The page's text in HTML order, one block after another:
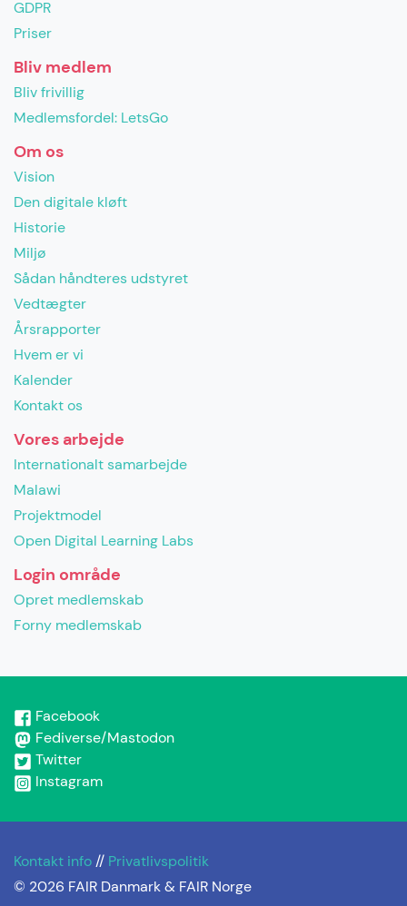
GDPR
Priser
Bliv medlem
Bliv frivillig
Medlemsfordel: LetsGo
Om os
Vision
Den digitale kløft
Historie
Miljø
Sådan håndteres udstyret
Vedtægter
Årsrapporter
Hvem er vi
Kalender
Kontakt os
Vores arbejde
Internationalt samarbejde
Malawi
Projektmodel
Open Digital Learning Labs
Login område
Opret medlemskab
Forny medlemskab
Facebook
Fediverse/Mastodon
Twitter
Instagram
Kontakt info// Privatlivspolitik
© 2026 FAIR Danmark & FAIR Norge